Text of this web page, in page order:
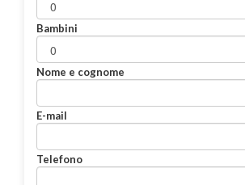
Bambini
Nome e cognome
E-mail
Telefono